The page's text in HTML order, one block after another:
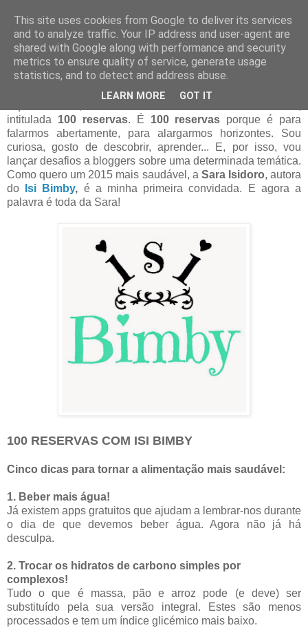
02 fevereiro 2015
Rubrica nova Da Nossa Cozinha # 100
reservas com Isi Bimby #1
intitulada 100 reservas. É 100 reservas porque é para
falarmos abertamente, para alargarmos horizontes. Sou
curiosa, gosto de descobrir, aprender... E, por isso, vou
lançar desafios a bloggers sobre uma determinada temática.
Como quero um 2015 mais saudável, a Sara Isidoro, autora
do
Isi Bimby, é a minha primeira convidada. E agora a
palavra é toda da Sara!
100 RESERVAS COM ISI BIMBY
Cinco dicas para tornar a alimentação mais saudável:
1. Beber mais água!
Já existem apps gratuitos que ajudam a lembrar-nos durante
o dia de que devemos beber água. Agora não já há
desculpa.
2. Trocar os hidratos de carbono simples por
complexos!
Tudo o que é massa, pão e arroz pode (e deve) ser
substituído pela sua versão integral. Estes são menos
processados e tem um índice glicémico mais baixo.
This site uses cookies from Google to deliver its services
and to analyze traffic. Your IP address and user-agent are
shared with Google along with performance and security
metrics to ensure quality of service, generate usage
statistics, and to detect and address abuse.
LEARN MORE GOT IT